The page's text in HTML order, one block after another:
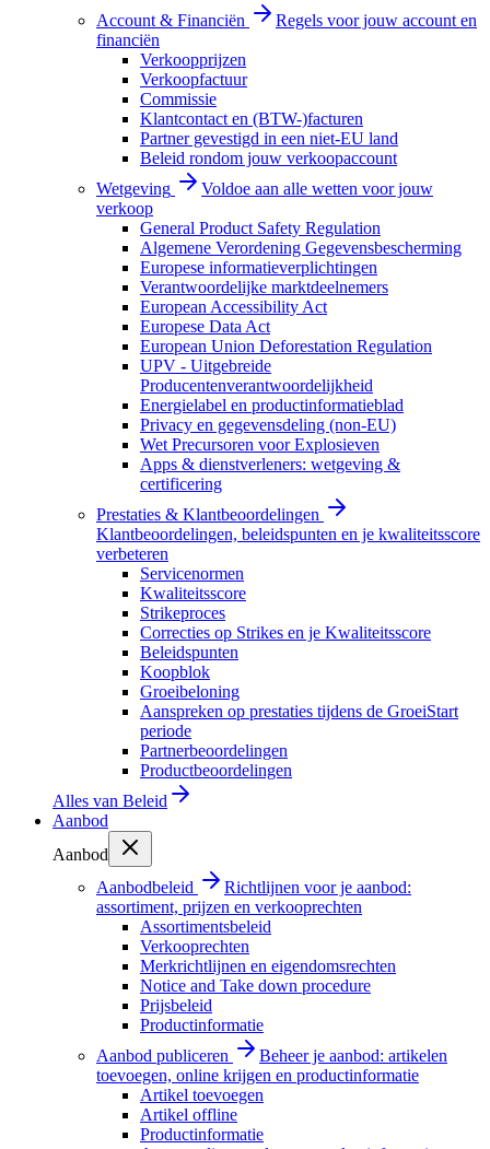
Account & Financiën
Regels voor jouw account en
financiën
Verkoopprijzen
Verkoopfactuur
Commissie
Klantcontact en (BTW-)facturen
Partner gevestigd in een niet-EU land
Beleid rondom jouw verkoopaccount
Wetgeving
Voldoe aan alle wetten voor jouw
verkoop
General Product Safety Regulation
Algemene Verordening Gegevensbescherming
Europese informatieverplichtingen
Verantwoordelijke marktdeelnemers
European Accessibility Act
Europese Data Act
European Union Deforestation Regulation
UPV - Uitgebreide
Producentenverantwoordelijkheid
Energielabel en productinformatieblad
Privacy en gegevensdeling (non-EU)
Wet Precursoren voor Explosieven
Apps & dienstverleners: wetgeving &
certificering
Prestaties & Klantbeoordelingen
Klantbeoordelingen, beleidspunten en je kwaliteitsscore
verbeteren
Servicenormen
Kwaliteitsscore
Strikeproces
Correcties op Strikes en je Kwaliteitsscore
Beleidspunten
Koopblok
Groeibeloning
Aanspreken op prestaties tijdens de GroeiStart
periode
Partnerbeoordelingen
Productbeoordelingen
Alles van Beleid
Aanbod
Aanbod
Aanbodbeleid
Richtlijnen voor je aanbod:
assortiment, prijzen en verkooprechten
Assortimentsbeleid
Verkooprechten
Merkrichtlijnen en eigendomsrechten
Notice and Take down procedure
Prijsbeleid
Productinformatie
Aanbod publiceren
Beheer je aanbod: artikelen
toevoegen, online krijgen en productinformatie
Artikel toevoegen
Artikel offline
Productinformatie